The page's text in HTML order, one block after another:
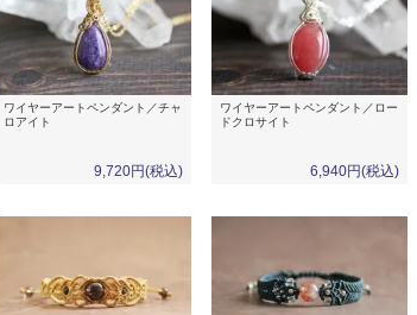
ワイヤーアートペンダント／チャ
ロアイト
9,720円(税込)
ワイヤーアートペンダント／ロー
ドクロサイト
6,940円(税込)